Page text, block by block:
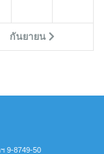
กันยายน
9-8749-50